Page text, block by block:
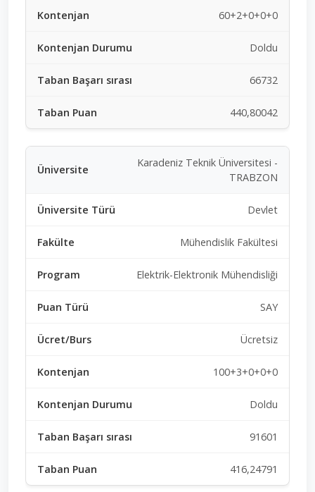
60+2+0+0+0
Doldu
66732
440,80042
Karadeniz Teknik Üniversitesi -
TRABZON
Devlet
Mühendislik Fakültesi
Elektrik-Elektronik Mühendisliği
SAY
Ücretsiz
100+3+0+0+0
Doldu
91601
416,24791